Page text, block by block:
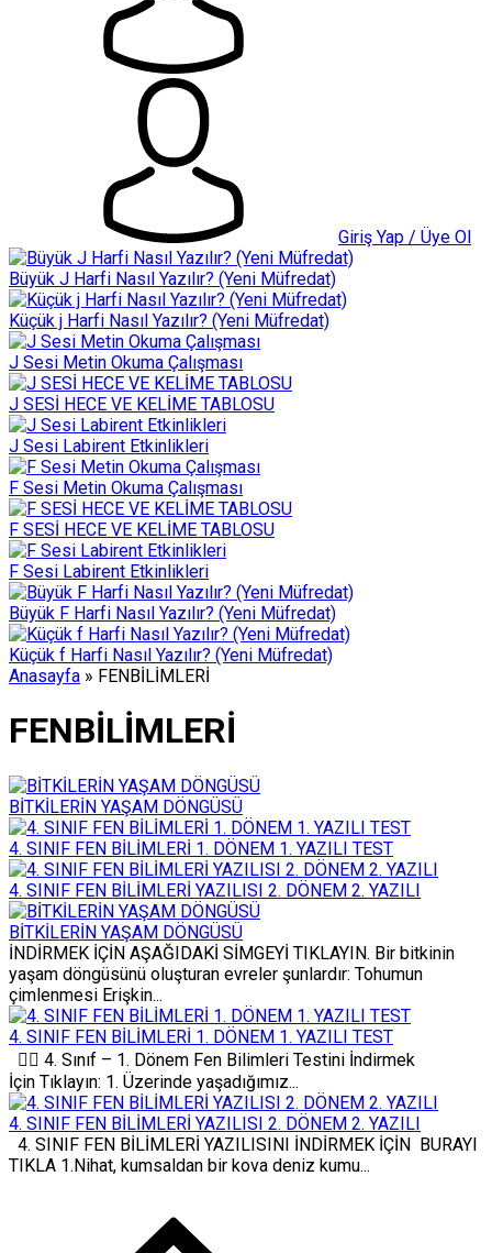
Giriş Yap / Üye Ol
Büyük J Harfi Nasıl Yazılır? (Yeni Müfredat)
Küçük j Harfi Nasıl Yazılır? (Yeni Müfredat)
J Sesi Metin Okuma Çalışması
J SESİ HECE VE KELİME TABLOSU
J Sesi Labirent Etkinlikleri
F Sesi Metin Okuma Çalışması
F SESİ HECE VE KELİME TABLOSU
F Sesi Labirent Etkinlikleri
Büyük F Harfi Nasıl Yazılır? (Yeni Müfredat)
Küçük f Harfi Nasıl Yazılır? (Yeni Müfredat)
Anasayfa » FENBİLİMLERİ
FENBİLİMLERİ
BİTKİLERİN YAŞAM DÖNGÜSÜ
4. SINIF FEN BİLİMLERİ 1. DÖNEM 1. YAZILI TEST
4. SINIF FEN BİLİMLERİ YAZILISI 2. DÖNEM 2. YAZILI
BİTKİLERİN YAŞAM DÖNGÜSÜ
İNDİRMEK İÇİN AŞAĞIDAKİ SİMGEYİ TIKLAYIN. Bir bitkinin
yaşam döngüsünü oluşturan evreler şunlardır: Tohumun
çimlenmesi Erişkin...
4. SINIF FEN BİLİMLERİ 1. DÖNEM 1. YAZILI TEST
✍🏻 4. Sınıf – 1. Dönem Fen Bilimleri Testini İndirmek
İçin Tıklayın: 1. Üzerinde yaşadığımız...
4. SINIF FEN BİLİMLERİ YAZILISI 2. DÖNEM 2. YAZILI
4. SINIF FEN BİLİMLERİ YAZILISINI İNDİRMEK İÇİN BURAYI
TIKLA 1.Nihat, kumsaldan bir kova deniz kumu...